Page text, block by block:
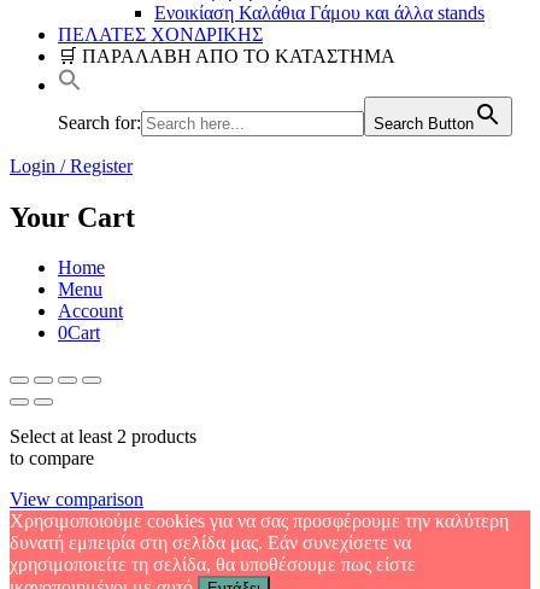
Ενοικίαση Καλάθια Γάμου και άλλα stands
ΠΕΛΑΤΕΣ ΧΟΝΔΡΙΚΗΣ
🛒 ΠΑΡΑΛΑΒΗ ΑΠΟ ΤΟ ΚΑΤΑΣΤΗΜΑ
Search for: Search Button
Login / Register
Your Cart
Home
Menu
Account
0Cart
Select at least 2 products
to compare
View comparison
Χρησιμοποιούμε cookies για να σας προσφέρουμε την καλύτερη
δυνατή εμπειρία στη σελίδα μας. Εάν συνεχίσετε να
χρησιμοποιείτε τη σελίδα, θα υποθέσουμε πως είστε